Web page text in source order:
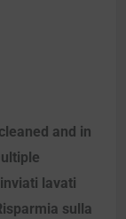
and in
lavati
sulla